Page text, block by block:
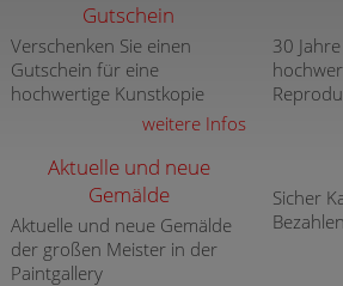
Gutschein
Verschenken Sie einen
Gutschein für eine
hochwertige Kunstkopie
weitere Infos
30
Aktuelle und neue
Gemälde
Aktuelle und neue Gemälde
der großen Meister in der
Paintgallery
Sicher
Bezahlen